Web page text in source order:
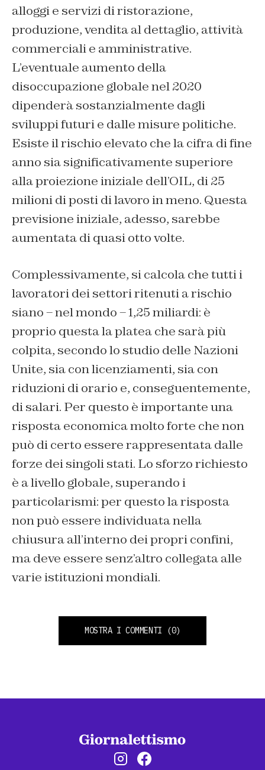
alloggi e servizi di ristorazione,
produzione, vendita al dettaglio, attività
commerciali e amministrative.
L’eventuale aumento della
disoccupazione globale nel 2020
dipenderà sostanzialmente dagli
sviluppi futuri e dalle misure politiche.
Esiste il rischio elevato che la cifra di fine
anno sia significativamente superiore
alla proiezione iniziale dell’OIL, di 25
milioni di posti di lavoro in meno. Questa
previsione iniziale, adesso, sarebbe
aumentata di quasi otto volte.
Complessivamente, si calcola che tutti i
lavoratori dei settori ritenuti a rischio
siano – nel mondo – 1,25 miliardi: è
proprio questa la platea che sarà più
colpita, secondo lo studio delle Nazioni
Unite, sia con licenziamenti, sia con
riduzioni di orario e, conseguentemente,
di salari. Per questo è importante una
risposta economica molto forte che non
può di certo essere rappresentata dalle
forze dei singoli stati. Lo sforzo richiesto
è a livello globale, superando i
particolarismi: per questo la risposta
non può essere individuata nella
chiusura all’interno dei propri confini,
ma deve essere senz’altro collegata alle
varie istituzioni mondiali.
MOSTRA I COMMENTI (0)